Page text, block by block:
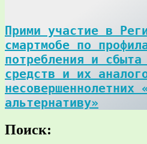
Прими участие в
смартмобе по
потребления и сбыта
средств и их
несовершеннолетних
альтернативу»
Поиск: